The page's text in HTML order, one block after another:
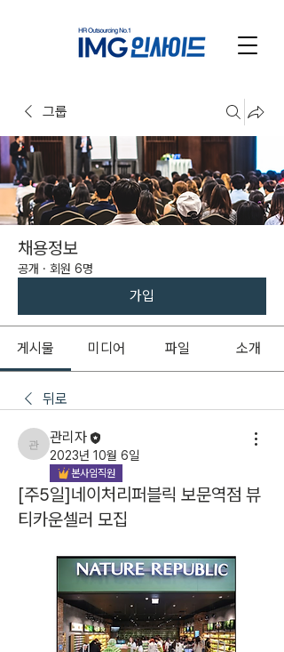
그룹
채용정보
공개 · 회원 6명
가입
게시물 미디어 파일 소개
뒤로
관리자
관리자
2023년 10월 6일
본사임직원
[주5일]네이처리퍼블릭 보문역점 뷰
티카운셀러 모집